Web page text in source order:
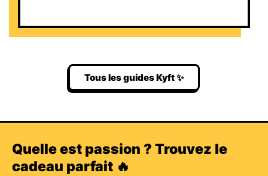
Tous les guides Kyft ✨
Quelle est passion ? Trouvez le
cadeau parfait 🔥